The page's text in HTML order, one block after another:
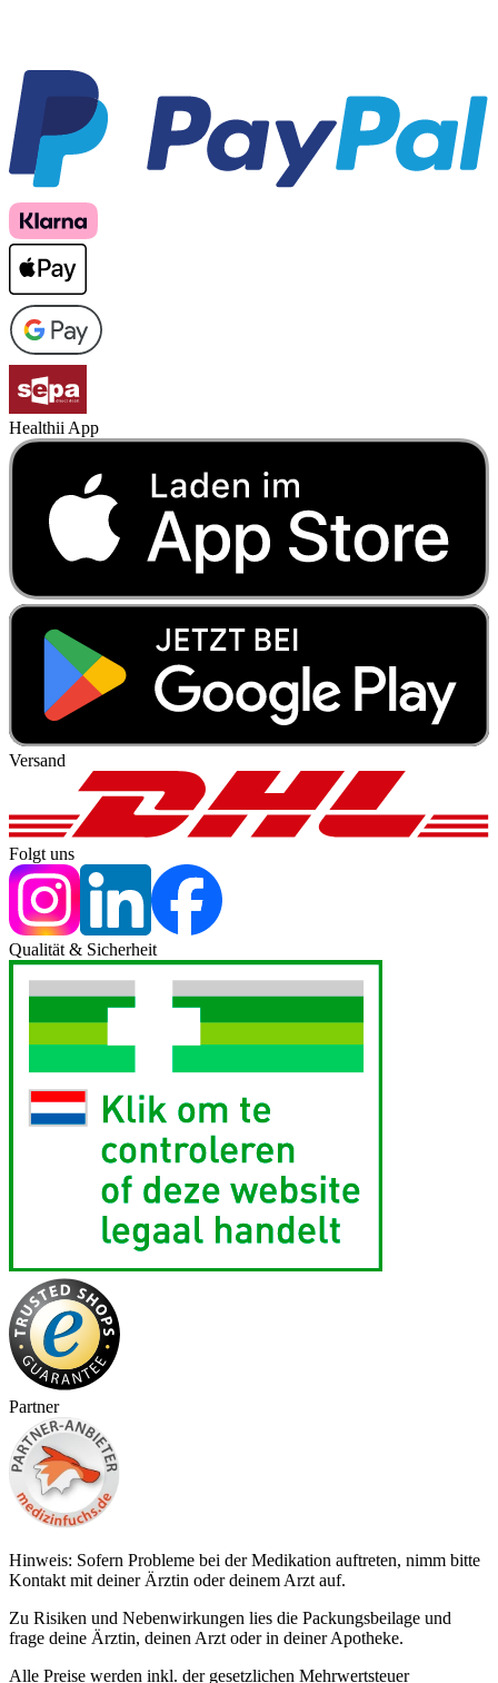
Healthii App
Versand
Folgt uns
Qualität & Sicherheit
Partner
Hinweis: Sofern Probleme bei der Medikation auftreten, nimm bitte
Kontakt mit deiner Ärztin oder deinem Arzt auf.
Zu Risiken und Nebenwirkungen lies die Packungsbeilage und
frage deine Ärztin, deinen Arzt oder in deiner Apotheke.
Alle Preise werden inkl. der gesetzlichen Mehrwertsteuer